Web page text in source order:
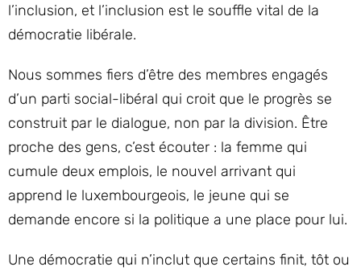
l’inclusion, et l’inclusion est le souffle vital de la
démocratie libérale.
Nous sommes fiers d’être des membres engagés
d’un parti social-libéral qui croit que le progrès se
construit par le dialogue, non par la division. Être
proche des gens, c’est écouter : la femme qui
cumule deux emplois, le nouvel arrivant qui
apprend le luxembourgeois, le jeune qui se
demande encore si la politique a une place pour lui.
Une démocratie qui n’inclut que certains finit, tôt ou